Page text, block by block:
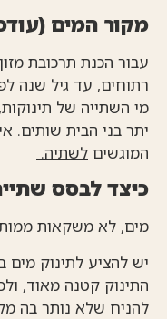
מקור המים (עודכן
עבור הכנת תרכובת
רתוחים, עד גיל שנה
מי השתייה של
יתר בני הבית שותים.
המוגשים לשתיה.
כיצד לבסס
מים, לא משקאות
יש להציע לתינוק מים
התינוק קטנה מאוד,
להניח שלא נותר בה